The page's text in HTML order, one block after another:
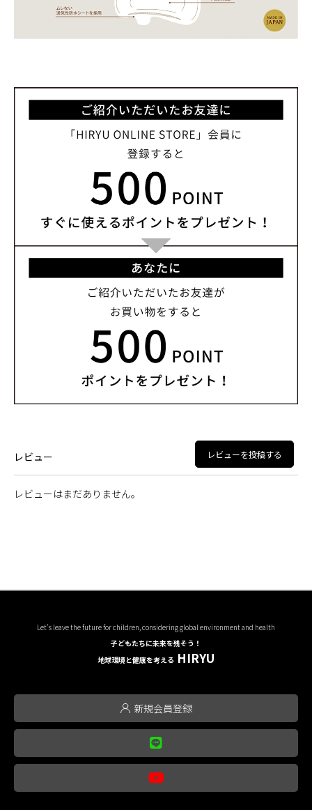
レビュー レビューを投稿する
レビューはまだありません。
Let's leave the future for children, considering global environment and health
子どもたちに未来を残そう！
地球環境と健康を考える HIRYU
新規会員登録